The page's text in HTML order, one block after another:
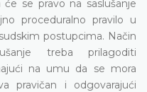
se pravo na saslušanje
proceduralno pravilo u
postupcima. Način
treba prilagoditi
na umu da se mora
pravičan i odgovarajući